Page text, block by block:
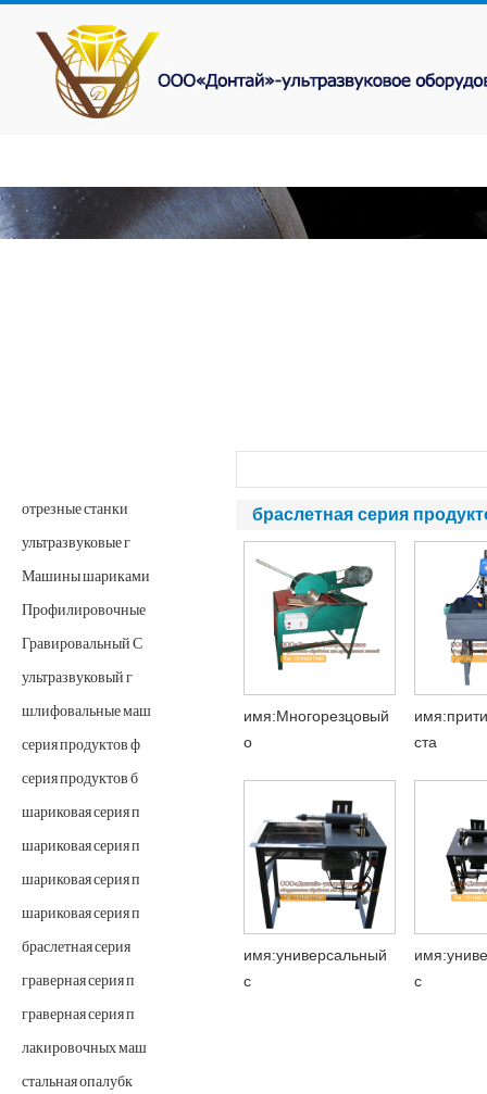
КОМПАНИИ
отрезные станки
ультразвуковые г
Машины шариками
Профилировочные
Гравировальный С
ультразвуковый г
шлифовальные маш
серия продуктов ф
серия продуктов б
шариковая серия п
шариковая серия п
шариковая серия п
шариковая серия п
браслетная серия
граверная серия п
граверная серия п
лакировочных маш
стальная опалубк
браслетная серия
имя:Многорезцовый
о
ста
имя:универсальный
с
с